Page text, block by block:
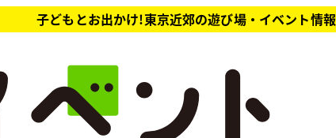
子どもとお出かけ!東京近郊の遊び場・イベント情報